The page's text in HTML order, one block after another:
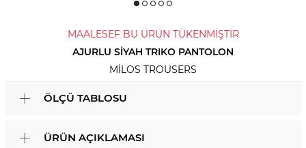
MAALESEF BU ÜRÜN TÜKENMİŞTİR
AJURLU SIYAH TRIKO PANTOLON
MILOS TROUSERS
ÖLÇÜ TABLOSU
ÜRÜN AÇIKLAMASI